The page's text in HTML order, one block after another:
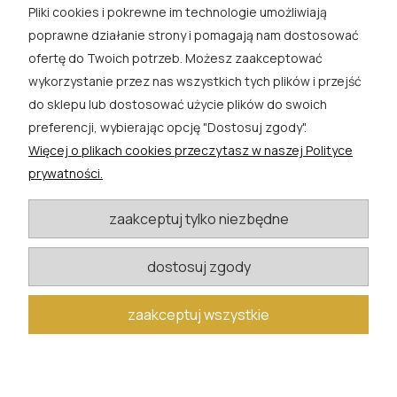
ROSA ĆWIK
SKLEP
EXTRA
KATEGORIE BLOGU
W razie pytań i wątpliwości prosimy o kontakt
biuro@rosacwik.pl
Pliki cookies i pokrewne im technologie umożliwiają
poprawne działanie strony i pomagają nam dostosować
ofertę do Twoich potrzeb. Możesz zaakceptować
wykorzystanie przez nas wszystkich tych plików i przejść
do sklepu lub dostosować użycie plików do swoich
preferencji, wybierając opcję "Dostosuj zgody".
Więcej o plikach cookies przeczytasz w naszej Polityce
prywatności.
zaakceptuj tylko niezbędne
dostosuj zgody
zaakceptuj wszystkie